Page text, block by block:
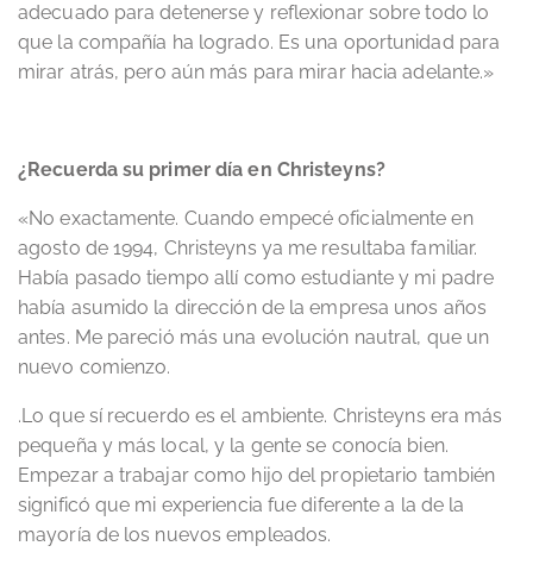
adecuado para detenerse y reflexionar sobre todo lo
que la compañía ha logrado. Es una oportunidad para
mirar atrás, pero aún más para mirar hacia adelante.»
¿Recuerda su primer día en Christeyns?
«No exactamente. Cuando empecé oficialmente en
agosto de 1994, Christeyns ya me resultaba familiar.
Había pasado tiempo allí como estudiante y mi padre
había asumido la dirección de la empresa unos años
antes. Me pareció más una evolución nautral, que un
nuevo comienzo.
.Lo que sí recuerdo es el ambiente. Christeyns era más
pequeña y más local, y la gente se conocía bien.
Empezar a trabajar como hijo del propietario también
significó que mi experiencia fue diferente a la de la
mayoría de los nuevos empleados.